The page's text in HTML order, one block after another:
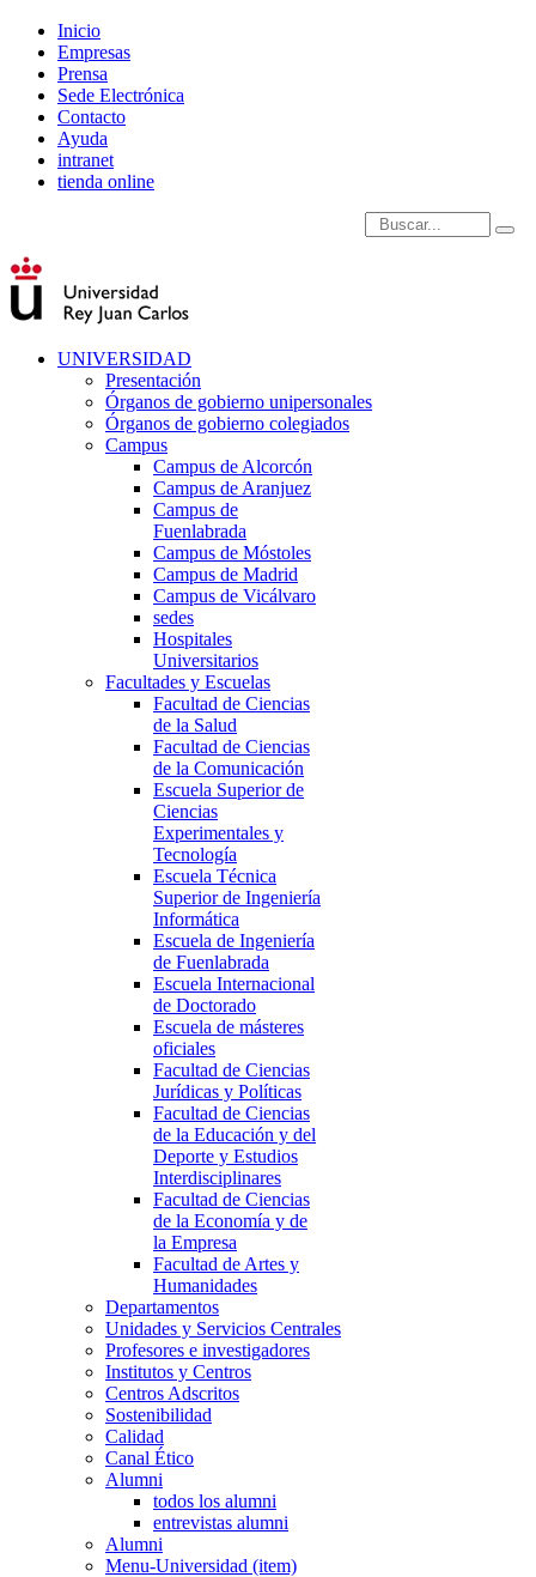
Inicio
Empresas
Prensa
Sede Electrónica
Contacto
Ayuda
intranet
tienda online
Introduce términos de
UNIVERSIDAD
Presentación
Órganos de gobierno unipersonales
Órganos de gobierno colegiados
Campus
Campus de Alcorcón
Campus de Aranjuez
Campus de
Fuenlabrada
Campus de Móstoles
Campus de Madrid
Campus de Vicálvaro
sedes
Hospitales
Universitarios
Facultades y Escuelas
Facultad de Ciencias
de la Salud
Facultad de Ciencias
de la Comunicación
Escuela Superior de
Ciencias
Experimentales y
Tecnología
Escuela Técnica
Superior de Ingeniería
Informática
Escuela de Ingeniería
de Fuenlabrada
Escuela Internacional
de Doctorado
Escuela de másteres
oficiales
Facultad de Ciencias
Jurídicas y Políticas
Facultad de Ciencias
de la Educación y del
Deporte y Estudios
Interdisciplinares
Facultad de Ciencias
de la Economía y de
la Empresa
Facultad de Artes y
Humanidades
Departamentos
Unidades y Servicios Centrales
Profesores e investigadores
Institutos y Centros
Centros Adscritos
Sostenibilidad
Calidad
Canal Ético
Alumni
todos los alumni
entrevistas alumni
Alumni
Menu-Universidad (item)